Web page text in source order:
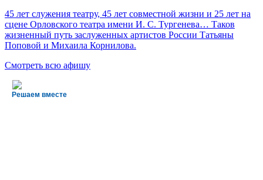
45 лет служения театру, 45 лет совместной жизни и 25 лет на
сцене Орловского театра имени И. С. Тургенева… Таков
жизненный путь заслуженных артистов России Татьяны
Поповой и Михаила Корнилова.
Смотреть всю афишу
Решаем вместе